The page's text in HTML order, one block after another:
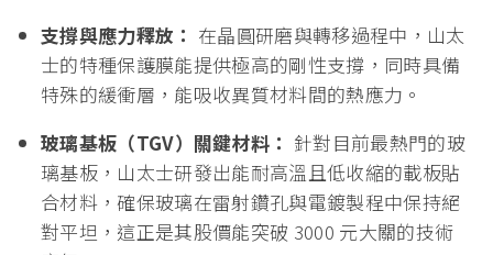
難題，成為 AI 浪潮下不可或缺的戰略供應鏈。
山太士：低應力特種膜材，賦予晶片「鋼鐵脊樑」
在先進製程中，晶圓需要進行極致減薄，這會使材料
因熱膨脹係數（CTE）不匹配而像「煮熟的蝦子」般
彎曲。